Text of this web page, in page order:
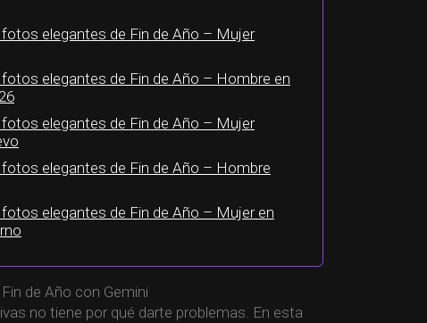
elegantes de Fin de Año – Mujer
elegantes de Fin de Año – Hombre en
elegantes de Fin de Año – Mujer
elegantes de Fin de Año – Hombre
elegantes de Fin de Año – Mujer en
de Año con Gemini
no tiene por qué darte problemas. En esta